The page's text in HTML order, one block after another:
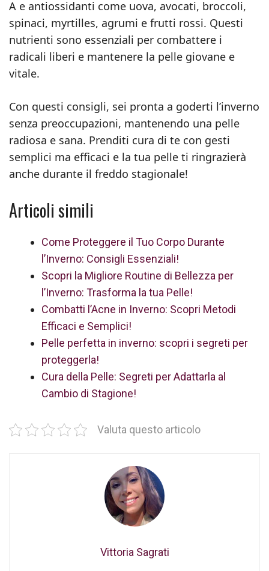
A e antiossidanti come uova, avocati, broccoli,
spinaci, myrtilles, agrumi e frutti rossi. Questi
nutrienti sono essenziali per combattere i
radicali liberi e mantenere la pelle giovane e
vitale.
Con questi consigli, sei pronta a goderti l’inverno
senza preoccupazioni, mantenendo una pelle
radiosa e sana. Prenditi cura di te con gesti
semplici ma efficaci e la tua pelle ti ringrazierà
anche durante il freddo stagionale!
Articoli simili
Come Proteggere il Tuo Corpo Durante
l’Inverno: Consigli Essenziali!
Scopri la Migliore Routine di Bellezza per
l’Inverno: Trasforma la tua Pelle!
Combatti l’Acne in Inverno: Scopri Metodi
Efficaci e Semplici!
Pelle perfetta in inverno: scopri i segreti per
proteggerla!
Cura della Pelle: Segreti per Adattarla al
Cambio di Stagione!
Valuta questo articolo
Vittoria Sagrati